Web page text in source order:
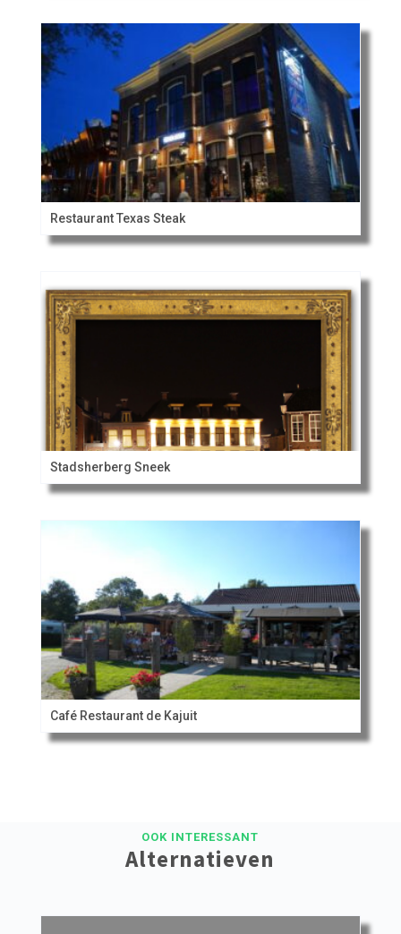
Restaurant Texas Steak
Stadsherberg Sneek
Café Restaurant de Kajuit
OOK INTERESSANT
Alternatieven